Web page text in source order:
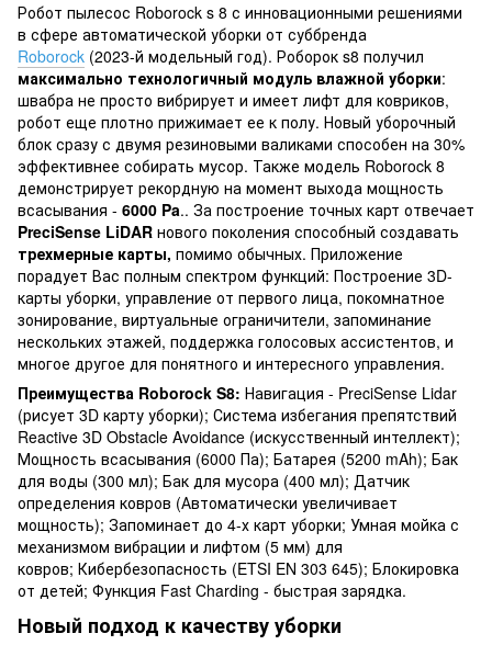
Робот пылесос Roborock s 8 с инновационными решениями
в сфере автоматической уборки от суббренда
Roborock (2023-й модельный год). Роборок s8 получил
максимально технологичный модуль влажной уборки:
швабра не просто вибрирует и имеет лифт для ковриков,
робот еще плотно прижимает ее к полу. Новый уборочный
блок сразу с двумя резиновыми валиками способен на 30%
эффективнее собирать мусор. Также модель Roborock 8
демонстрирует рекордную на момент выхода мощность
всасывания - 6000 Pa.. За построение точных карт отвечает
PreciSense LiDAR нового поколения способный создавать
трехмерные карты, помимо обычных. Приложение
порадует Вас полным спектром функций: Построение 3D-
карты уборки, управление от первого лица, покомнатное
зонирование, виртуальные ограничители, запоминание
нескольких этажей, поддержка голосовых ассистентов, и
многое другое для понятного и интересного управления.
Преимущества Roborock S8: Навигация - PreciSense Lidar
(рисует 3D карту уборки); Система избегания препятствий
Reactive 3D Obstacle Avoidance (искусственный интеллект);
Мощность всасывания (6000 Па); Батарея (5200 mAh); Бак
для воды (300 мл); Бак для мусора (400 мл); Датчик
определения ковров (Автоматически увеличивает
мощность); Запоминает до 4-х карт уборки; Умная мойка с
механизмом вибрации и лифтом (5 мм) для
ковров; Кибербезопасность (ETSI EN 303 645); Блокировка
от детей; Функция Fast Charding - быстрая зарядка.
Новый подход к качеству уборки